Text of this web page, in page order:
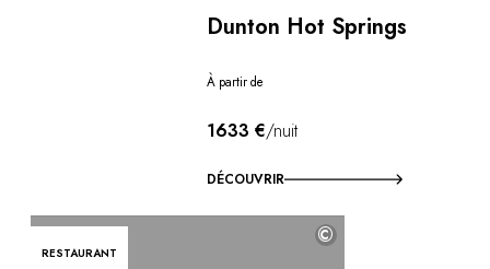
Dunton Hot Springs
À partir de
1633 €/nuit
DÉCOUVRIR
RESTAURANT
©